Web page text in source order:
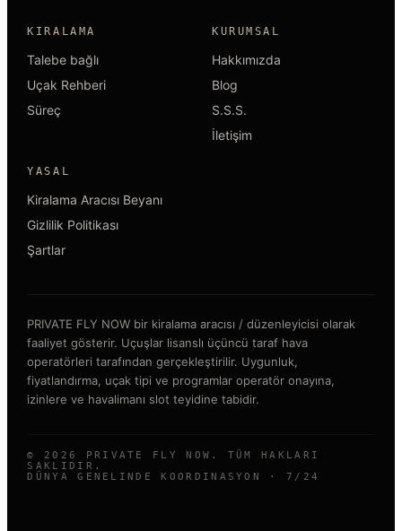
KIRALAMA
Talebe bağlı
Uçak Rehberi
Süreç
KURUMSAL
Hakkımızda
Blog
S.S.S.
İletişim
YASAL
Kiralama Aracısı Beyanı
Gizlilik Politikası
Şartlar
PRIVATE FLY NOW bir kiralama aracısı / düzenleyicisi olarak
faaliyet gösterir. Uçuşlar lisanslı üçüncü taraf hava
operatörleri tarafından gerçekleştirilir. Uygunluk,
fiyatlandırma, uçak tipi ve programlar operatör onayına,
izinlere ve havalimanı slot teyidine tabidir.
© 2026
PRIVATE FLY NOW. TÜM HAKLARI
SAKLIDIR.
DÜNYA GENELINDE KOORDINASYON · 7/24